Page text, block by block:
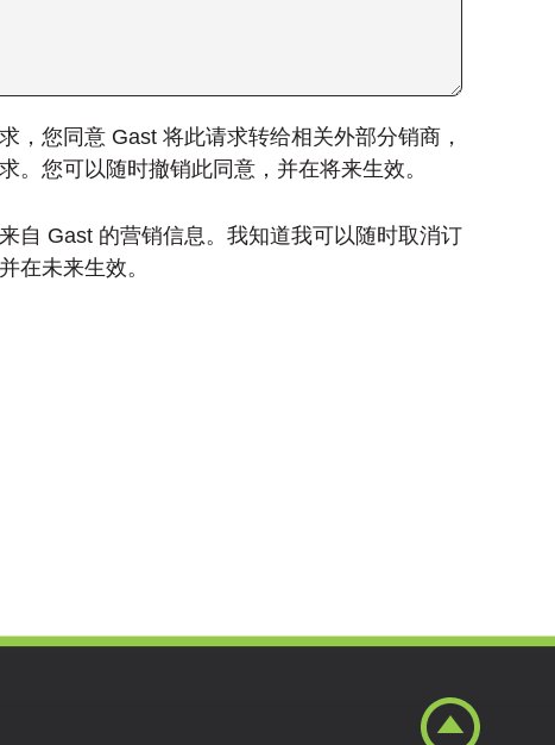
，您同意 Gast 将此请求转给相关外部分销商，
。您可以随时撤销此同意，并在将来生效。
自 Gast 的营销信息。我知道我可以随时取消订
在未来生效。